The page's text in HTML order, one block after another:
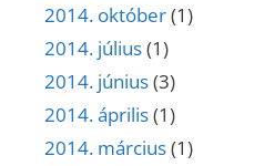
2014. október(1)
2014. július(1)
2014. június(3)
2014. április(1)
2014. március(1)